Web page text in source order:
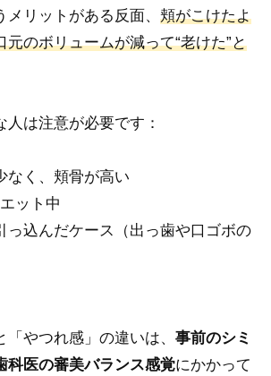
リットがある反面、 頬がこけたよ
元のボリュームが減って“老けた”と
は注意が必要です：
なく、頬骨が高い
ット中
っ込んだケース（出っ歯や口ゴボの
「やつれ感」の違いは、 事前のシミ
科医の審美バランス感覚にかかって